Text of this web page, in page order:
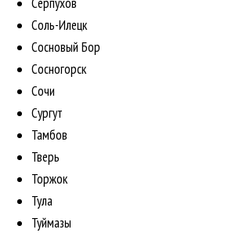
Соль-Илецк
Сосновый Бор
Сосногорск
Сочи
Сургут
Тамбов
Тверь
Торжок
Тула
Туймазы